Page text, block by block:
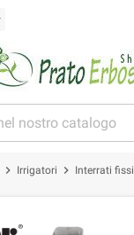
chevron_right Irrigatori chevron_right Interrati fissi